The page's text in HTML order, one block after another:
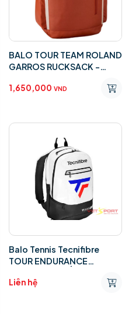
BALO TOUR TEAM ROLAND
GARROS RUCKSACK -
1,650,000 VND
Balo Tennis Tecnifibre
TOUR ENDURANCE
Liên hệ